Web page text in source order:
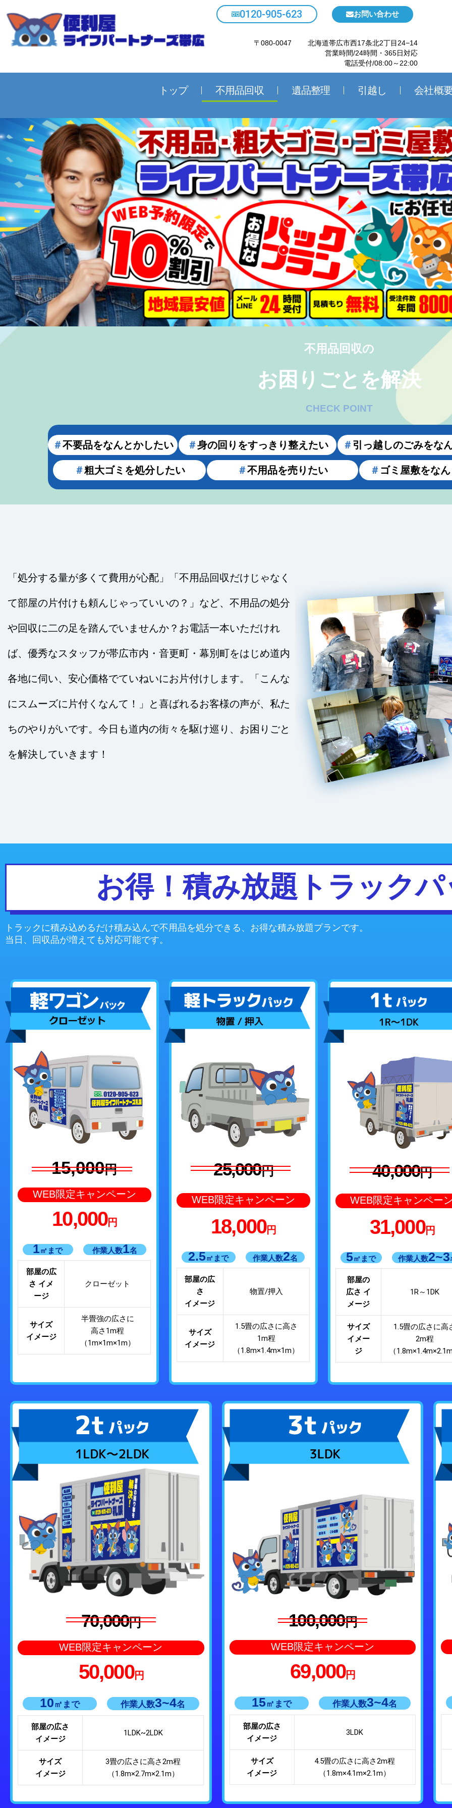
容
0120-905-623 お問い合わせ
〒080-0047 北海道帯広市西17条北2丁目24−14
営業時間/24時間・365日対応
電話受付/08:00～22:00
トップ 不用品回収 遺品整理 引越し 会社概
不用品回収の
お困りごとを解決
CHECK POINT
＃不要品をなんとかしたい ＃身の回りをすっきり整えたい ＃ 引っ越しのごみをな
＃粗大ゴミを処分したい ＃不用品を売りたい ＃ ゴミ屋敷をな
「処分する量が多くて費用が心配」「不用品回収だけじゃなく
て部屋の片付けも頼んじゃっていいの？」など、不用品の処分
や回収に二の足を踏んでいませんか？お電話一本いただけれ
ば、優秀なスタッフが帯広市内・音更町・幕別町をはじめ道内
各地に伺い、安心価格でていねいにお片付けします。「こんな
にスムーズに片付くなんて！」と喜ばれるお客様の声が、私た
ちのやりがいです。今日も道内の街々を駆け巡り、お困りごと
を解決していきます！
お得！積み放題トラック
トラックに積み込めるだけ積み込んで不用品を処分できる、お得な積み放題プランです。
当日、回収品が増えても対応可能です。
15,000円
WEB限定キャンペーン
10,000円
1㎡まで 作業人数1名
部屋の広
さ イメ
ージ
クローゼット
サイズ
イメージ
半畳強の広さに
高さ1m程
（1m×1m×1m）
25,000円
WEB限定キャンペーン
18,000円
2.5㎡まで 作業人数2名
部屋の広
さ
イメージ
物置/押入
サイズ
イメージ
1.5畳の広さに高さ
1m程
（1.8m×1.4m×1m）
40,000円
WEB限定キャンペー
31,000円
5㎡まで 作業人数2~3
部屋の
広さ イ
メージ
1R～1DK
サイズ
イメー
ジ
1.5畳の広さに高
2m程
（
70,000円
WEB限定キャンペーン
50,000円
10㎡まで 作業人数3~4名
部屋の広さ
イメージ
1LDK~2LDK
サイズ
イメージ
3畳の広さに高さ2m程
（1.8m×2.7m×2.1m）
100,000円
WEB限定キャンペーン
69,000円
15㎡まで 作業人数3~4名
部屋の広さ
イメージ
3LDK
サイズ
イメージ
4.5畳の広さに高さ2m程
（1.8m×4.1m×2.1m）